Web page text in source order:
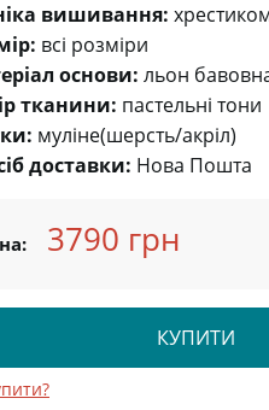
вишивання:
всі розміри
основи: льон
тканини: пастельні тони
муліне(шерсть/акріл)
доставки: Нова Пошта
3790 грн
КУПИТИ